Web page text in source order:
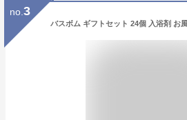
no. 3